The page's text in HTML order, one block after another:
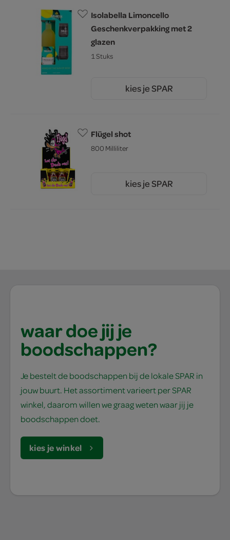
Isolabella Limoncello
Geschenkverpakking met 2
glazen
1 Stuks
kies je SPAR
Flügel shot
800 Milliliter
kies je SPAR
waar doe jij je
boodschappen?
Je bestelt de boodschappen bij de lokale SPAR in
jouw buurt. Het assortiment varieert per SPAR
winkel, daarom willen we graag weten waar jij je
boodschappen doet.
kies je winkel